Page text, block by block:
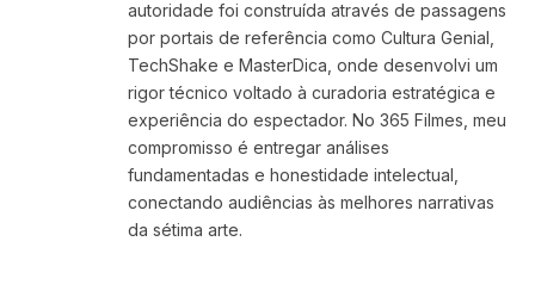
autoridade foi construída através de passagens
por portais de referência como Cultura Genial,
TechShake e MasterDica, onde desenvolvi um
rigor técnico voltado à curadoria estratégica e
experiência do espectador. No 365 Filmes, meu
compromisso é entregar análises
fundamentadas e honestidade intelectual,
conectando audiências às melhores narrativas
da sétima arte.